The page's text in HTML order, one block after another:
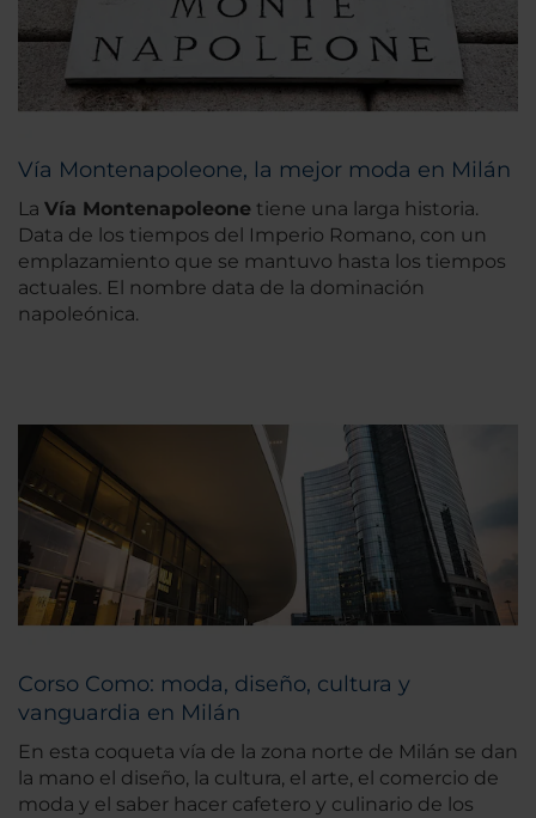
Vía Montenapoleone, la mejor moda en Milán
La Vía Montenapoleone tiene una larga historia.
Data de los tiempos del Imperio Romano, con un
emplazamiento que se mantuvo hasta los tiempos
actuales. El nombre data de la dominación
napoleónica.
Corso Como: moda, diseño, cultura y
vanguardia en Milán
En esta coqueta vía de la zona norte de Milán se dan
la mano el diseño, la cultura, el arte, el comercio de
moda y el saber hacer cafetero y culinario de los